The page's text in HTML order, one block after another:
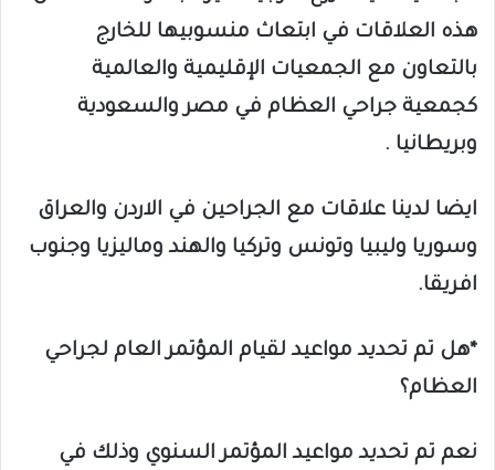
هذه العلاقات في ابتعاث منسوبيها للخارج
بالتعاون مع الجمعيات الإقليمية والعالمية
كجمعية جراحي العظام في مصر والسعودية
وبريطانيا .
ايضا لدينا علاقات مع الجراحين في الاردن والعراق
وسوريا وليبيا وتونس وتركيا والهند وماليزيا وجنوب
افريقا.
*هل تم تحديد مواعيد لقيام المؤتمر العام لجراحي
العظام؟
نعم تم تحديد مواعيد المؤتمر السنوي وذلك في